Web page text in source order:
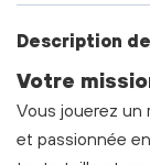
Description
Votre
Vous jouerez un
et passionnée